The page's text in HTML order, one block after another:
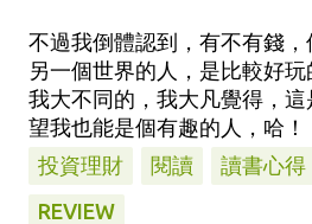
不過我倒體認到，有不有錢
另一個世界的人，是比較好
我大不同的，我大凡覺得，
望我也能是個有趣的人，哈！
投資理財 閱讀 讀書心得
REVIEW